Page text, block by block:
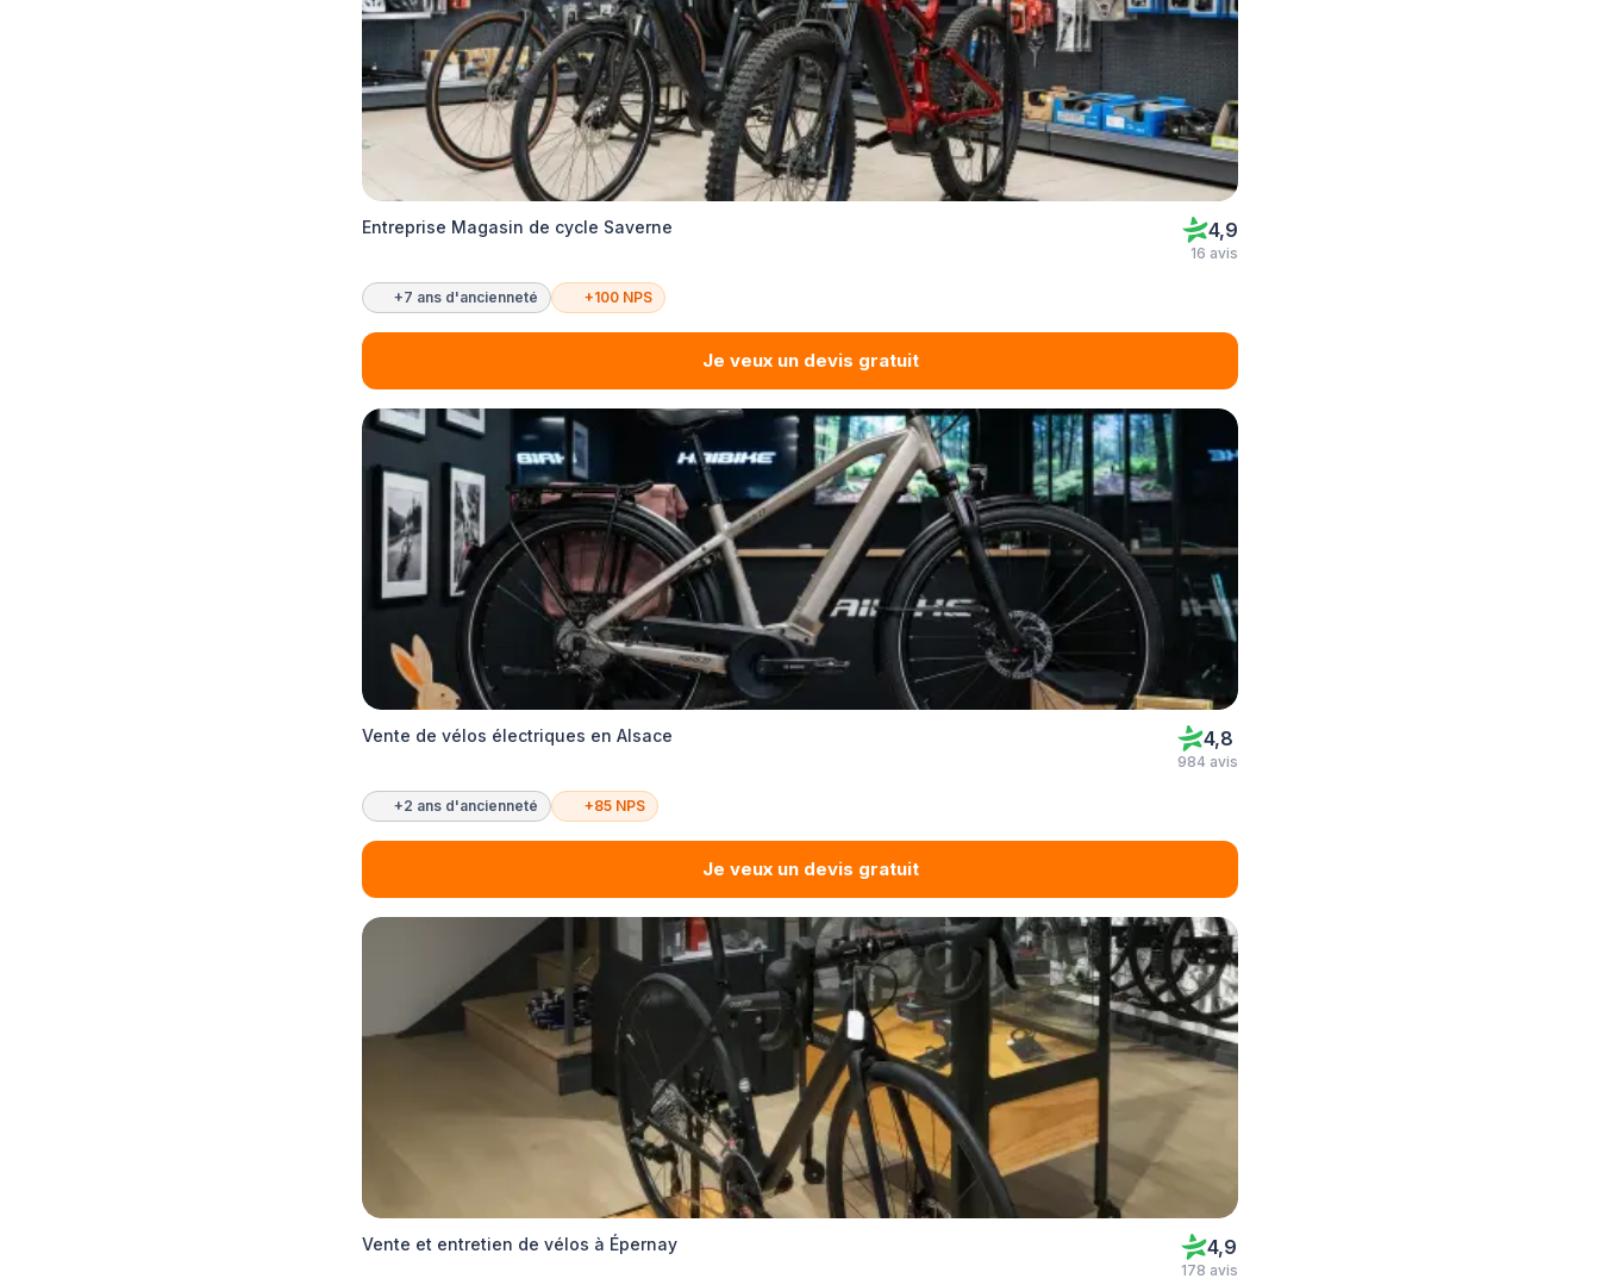
Entreprise Magasin de cycle Saverne 4,9
16 avis
+7 ans d'ancienneté +100 NPS
Je veux un devis gratuit
Vente de vélos électriques en Alsace 4,8
984 avis
+2 ans d'ancienneté +85 NPS
Je veux un devis gratuit
Vente et entretien de vélos à Épernay 4,9
178 avis